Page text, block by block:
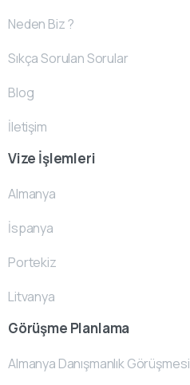
Neden Biz ?
Sıkça Sorulan Sorular
Blog
İletişim
Vize İşlemleri
Almanya
İspanya
Portekiz
Litvanya
Görüşme Planlama
Almanya Danışmanlık Görüşmesi